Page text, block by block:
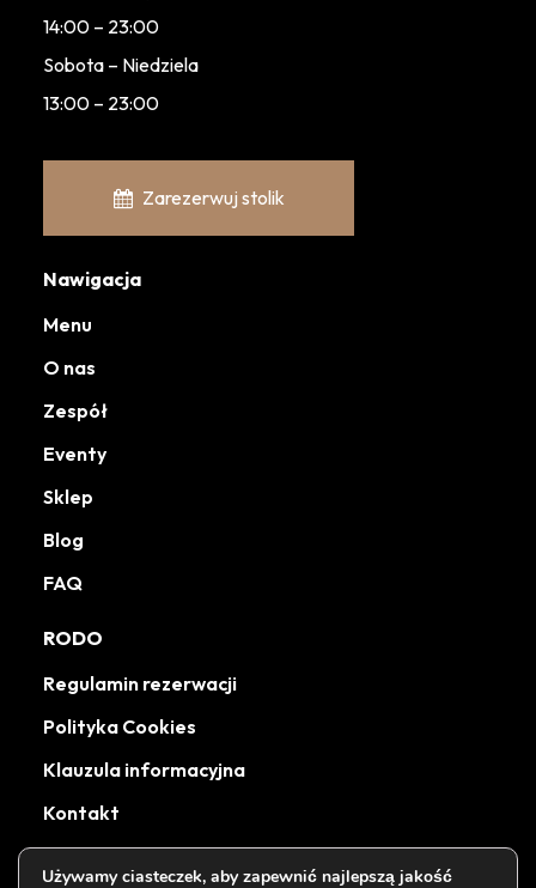
Nawigacja
Menu
O nas
Zespół
Eventy
Sklep
Blog
FAQ
RODO
Regulamin rezerwacji
Polityka Cookies
Klauzula informacyjna
Kontakt
14:00 – 23:00
Sobota – Niedziela
13:00 – 23:00
Zarezerwuj stolik
Używamy ciasteczek, aby zapewnić najlepszą jakość